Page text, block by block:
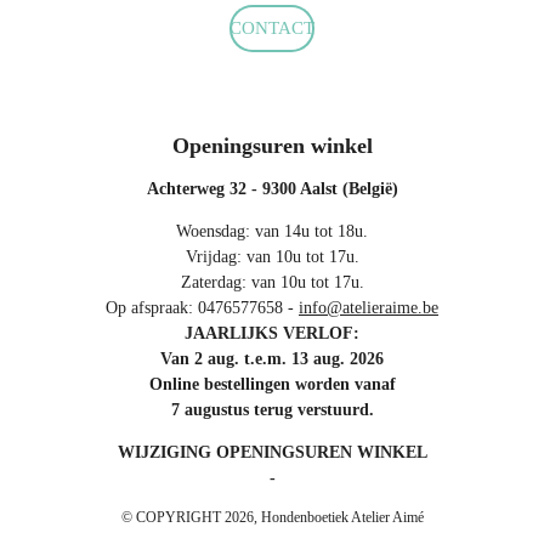
CONTACT
Openingsuren winkel
Achterweg 32 - 9300 Aalst (België)
Woensdag: van 14u tot 18u.
Vrijdag: van 10u tot 17u.
Zaterdag: van 10u tot 17u.
Op afspraak: 0476577658 - info@atelieraime.be
JAARLIJKS VERLOF:
Van 2 aug. t.e.m. 13 aug. 2026
Online bestellingen worden vanaf
7 augustus terug verstuurd.
WIJZIGING OPENINGSUREN WINKEL
-
© COPYRIGHT 2026, Hondenboetiek Atelier Aimé